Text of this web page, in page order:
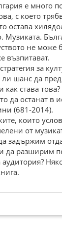
е много
с което
остава
Музиката.
не може
възпитават.
за
ли шанс да
как става
да останат в
(681-2014).
които
от
задържим
да разширим